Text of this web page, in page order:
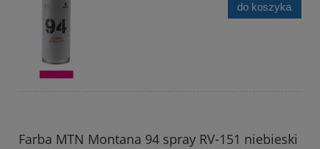
do koszyka
Farba MTN Montana 94 spray RV-151 niebieski